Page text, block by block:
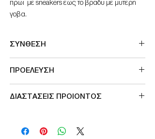
πρωι με sneakers εως το βραδυ με μυτερη
γοβα.
ΣΥΝΘΕΣΗ
ΠΡΟΕΛΕΥΣΗ
ΔΙΑΣΤΑΣΕΙΣ ΠΡΟΙΟΝΤΟΣ